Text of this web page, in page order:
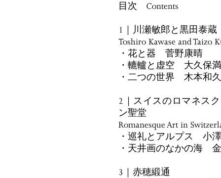
目次 Contents
1｜川瀬敏郎と黒田泰蔵
Toshiro Kawase and Taizo
・花と器 菅野康晴
・轆轤と虚空 大久保
・二つの世界 木本和久
2｜スイスのロマネス
ン聖堂
Romanesque Art in
・巡礼とアルプス 小
・天井画のなかの海
3｜赤穂緞通